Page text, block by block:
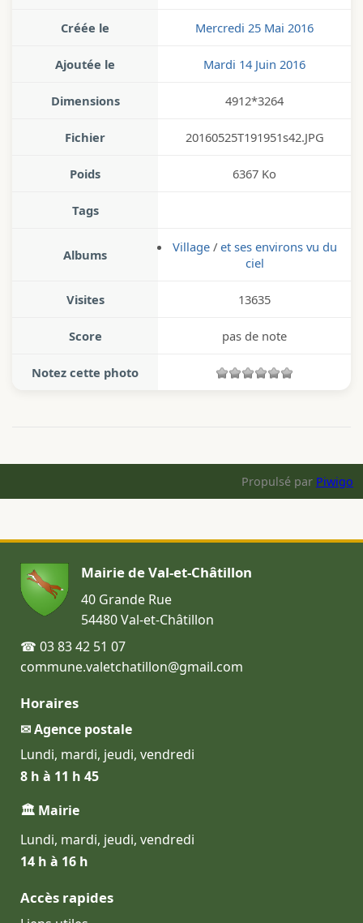
Créée le Mercredi 25 Mai 2016
Ajoutée le Mardi 14 Juin 2016
Dimensions 4912*3264
Fichier 20160525T191951s42.JPG
Poids 6367 Ko
Tags
Albums Village/ et ses environs vu du
ciel
Visites 13635
Score pas de note
Notez cette photo
Propulsé par Piwigo
Mairie de Val-et-Châtillon
40 Grande Rue
54480 Val-et-Châtillon
☎ 03 83 42 51 07
commune.valetchatillon@gmail.com
Horaires
✉ Agence postale
Lundi, mardi, jeudi, vendredi
8 h à 11 h 45
🏛 Mairie
Lundi, mardi, jeudi, vendredi
14 h à 16 h
Accès rapides